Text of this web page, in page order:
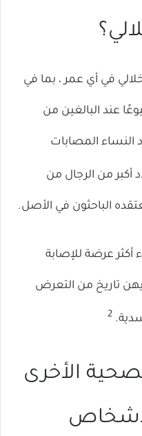
في أي عمر ، بما في
عند البالغين من
النساء المصابات
أكبر من الرجال من
الباحثون في الأصل.
أكثر عرضة للإصابة
تاريخ من التعرض
2
الأخرى